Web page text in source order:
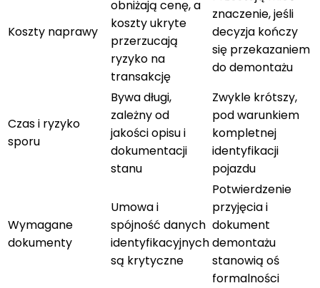
Koszty naprawy
obniżają cenę, a
koszty ukryte
przerzucają
ryzyko na
transakcję
znaczenie, jeśli
decyzja kończy
się przekazaniem
do demontażu
Czas i ryzyko
sporu
Bywa długi,
zależny od
jakości opisu i
dokumentacji
stanu
Zwykle krótszy,
pod warunkiem
kompletnej
identyfikacji
pojazdu
Wymagane
dokumenty
Umowa i
spójność danych
identyfikacyjnych
są krytyczne
Potwierdzenie
przyjęcia i
dokument
demontażu
stanowią oś
formalności